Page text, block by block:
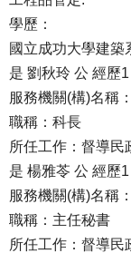
學歷：
國立成功大學建築
是 劉秋玲 公 經歷1
服務機關(構)名稱
職稱：科長
所任工作：督導民
是 楊雅苓 公 經歷1
服務機關(構)名稱
職稱：主任秘書
所任工作：督導民